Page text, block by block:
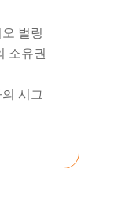
벌링
소유권
시그